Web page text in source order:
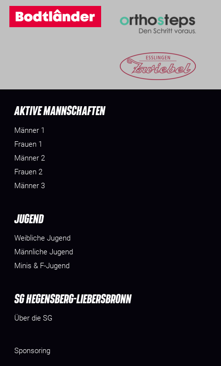
AKTIVE MANNSCHAFTEN
Männer 1
Frauen 1
Männer 2
Frauen 2
Männer 3
JUGEND
Weibliche Jugend
Männliche Jugend
Minis & F-Jugend
SG HEGENSBERG-LIEBERSBRONN
Über die SG
Sponsoring